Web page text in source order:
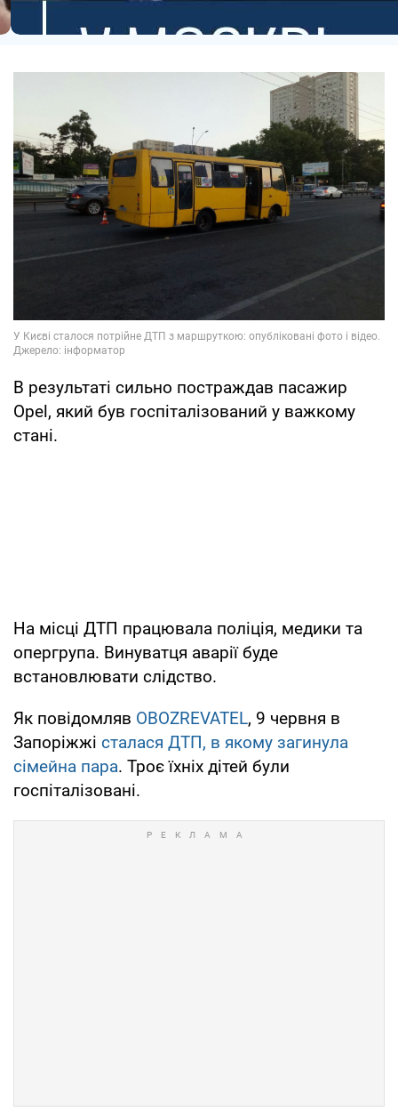
В результаті сильно постраждав пасажир
Opel, який був госпіталізований у важкому
стані.
На місці ДТП працювала поліція, медики та
опергрупа. Винуватця аварії буде
встановлювати слідство.
Як повідомляв OBOZREVATEL, 9 червня в
Запоріжжі сталася ДТП, в якому загинула
сімейна пара. Троє їхніх дітей були
госпіталізовані.